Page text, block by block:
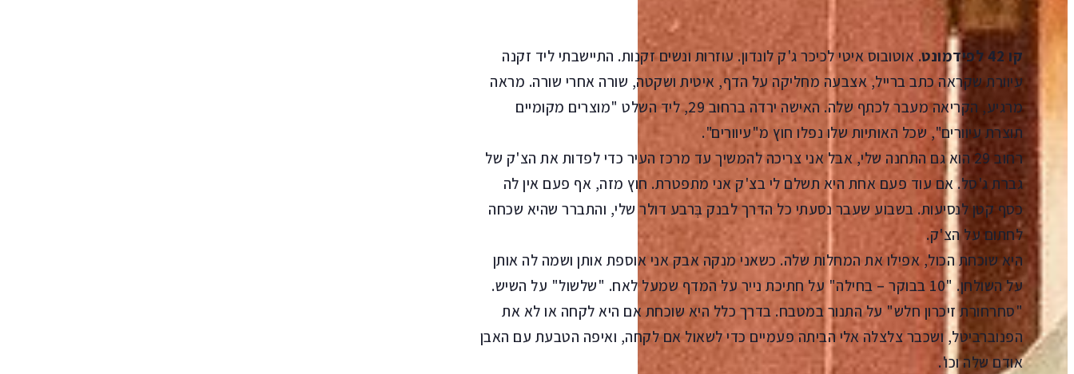
קו 42 לפידמונט
. אוטובוס איטי לכיכר ג'ק לונדון. עוזרות ונשים זקנות. התיישבתי ליד זקנה
עיוורת שקראה כתב ברייל, אצבעה מחליקה על הדף, איטית ושקטה, שורה אחרי שורה. מראה
מרגיע, הקריאה מעבר לכתף שלה. האישה ירדה ברחוב 29, ליד השלט "מוצרים מקומיים
תוצרת עיוורים", שכל האותיות שלו נפלו חוץ מ"עיוורים".
רחוב 29 הוא גם התחנה שלי, אבל אני צריכה להמשיך עד מרכז העיר כדי לפדות את הצ'ק של
גברת ג'סל. אם עוד פעם אחת היא תשלם לי בצ'ק אני מתפטרת. חוץ מזה, אף פעם אין לה
כסף קטן לנסיעות. בשבוע שעבר נסעתי כל הדרך לבנק בְּרבע דולר שלי, והתברר שהיא שכחה
לחתום על הצ'ק.
היא שוכחת הכול, אפילו את המחלות שלה. כשאני מנקה אבק אני אוספת אותן ושמה לה אותן
על השולחן. "10 בבוקר – בחילה" על חתיכת נייר על המדף שמעל לאח. "שלשול" על השיש.
"סחרחורת זיכרון חלש" על התנור במטבח. בדרך כלל היא שוכחת אם היא לקחה או לא את
הפנוברביטל, ושכבר צלצלה אלי הביתה פעמיים כדי לשאול אם לקחה, ואיפה הטבעת עם האבן
אודם שלה וכו'.